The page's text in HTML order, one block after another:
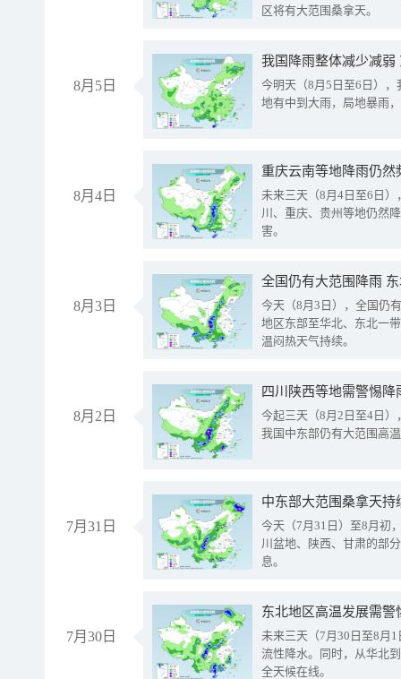
区将有大范围桑拿天。
8月5日
我国降雨整体减少减弱
今明天（8月5日至6日）
地有中到大雨，局地暴雨
8月4日
重庆云南等地降雨仍然
未来三天（8月4日至6日
川、重庆、贵州等地仍然
害。
8月3日
全国仍有大范围降雨
今天（8月3日），全国仍
地区东部至华北、东北一
温闷热天气持续。
8月2日
今起三天（8月2日至4日
我国中东部仍有大范围高
7月31日
中东部大范围桑拿天
今天（7月31日）至8月初
川盆地、陕西、甘肃的部
息。
7月30日
东北地区高温发展需
未来三天（7月30日至8月
流性降水。同时，从华北
全天候在线。